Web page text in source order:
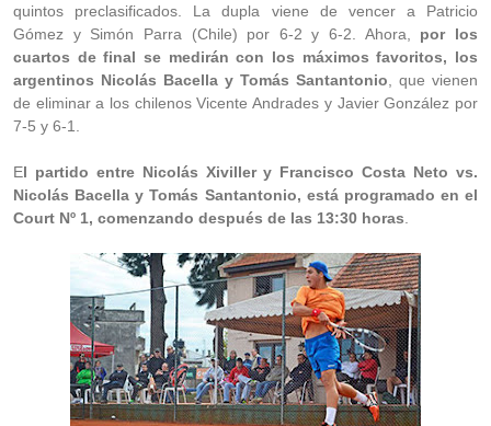
quintos preclasificados. La dupla viene de vencer a Patricio
Gómez y Simón Parra (Chile) por 6-2 y 6-2. Ahora, por los
cuartos de final se medirán con los máximos favoritos, los
argentinos Nicolás Bacella y Tomás Santantonio , que vienen
de eliminar a los chilenos Vicente Andrades y Javier González por
7-5 y 6-1.
El partido entre Nicolás Xiviller y Francisco Costa Neto vs.
Nicolás Bacella y Tomás Santantonio, está programado en el
Court Nº 1, comenzando después de las 13:30 horas